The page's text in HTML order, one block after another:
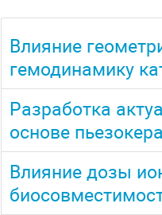
Влияние
гемодинамику
Разработка
основе
Влияние дозы